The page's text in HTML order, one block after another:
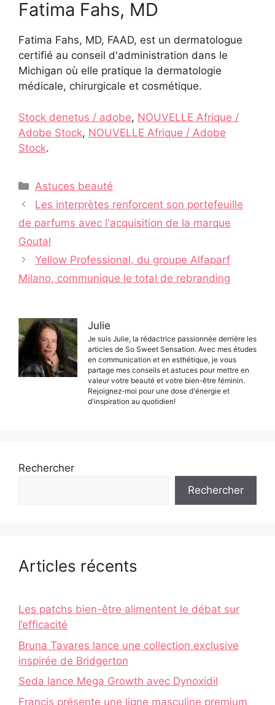
Fatima Fahs, MD
Fatima Fahs, MD, FAAD, est un dermatologue
certifié au conseil d'administration dans le
Michigan où elle pratique la dermatologie
médicale, chirurgicale et cosmétique.
Stock denetus / adobe, NOUVELLE Afrique /
Adobe Stock, NOUVELLE Afrique / Adobe
Stock.
Catégories
Astuces beauté
Navigation
des
articles
Les interprètes renforcent son portefeuille
de parfums avec l'acquisition de la marque
Goutal
Yellow Professional, du groupe Alfaparf
Milano, communique le total de rebranding
Julie
Je suis Julie, la rédactrice passionnée derrière les
articles de So Sweet Sensation. Avec mes études
en communication et en esthétique, je vous
partage mes conseils et astuces pour mettre en
valeur votre beauté et votre bien-être féminin.
Rejoignez-moi pour une dose d'énergie et
d'inspiration au quotidien!
Rechercher
Rechercher
Articles récents
Les patchs bien-être alimentent le débat sur
l’efficacité
Bruna Tavares lance une collection exclusive
inspirée de Bridgerton
Seda lance Mega Growth avec Dynoxidil
Francis présente une ligne masculine premium